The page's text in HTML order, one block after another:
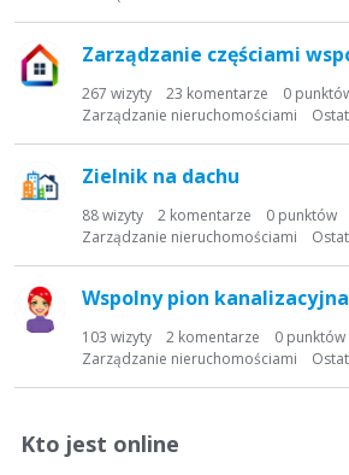
Zarządzanie częściami
267 wizyty 23 komentarze 0
Zarządzanie nieruchomościami
Zielnik na dachu
88wizyty 2 komentarze 0 punktów
Zarządzanie nieruchomościami
Wspolny pion
103 wizyty 2 komentarze 0 punktów
Zarządzanie nieruchomościami
Kto jest online